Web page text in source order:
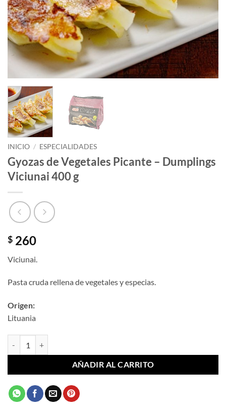
INICIO / ESPECIALIDADES
Gyozas de Vegetales Picante – Dumplings
Viciunai 400 g
$ 260
Viciunai.
Pasta cruda rellena de vegetales y especias.
Origen:
Lituania
AÑADIR AL CARRITO